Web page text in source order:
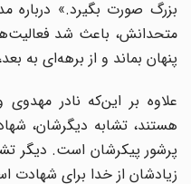
بزرگ صورت بگیرد.» درباره
متحدانش، باعث شد
پنهان بماند و از برهه‌ای به
علاوه بر این‌که نادر
هستند، تشابه دیگرشان،
پرشور پیکرشان است. دیگر
زیادشان از خدا برای شهادت